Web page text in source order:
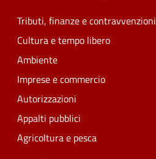
Tributi, finanze e contravvenzioni
Cultura e tempo libero
Ambiente
Imprese e commercio
Autorizzazioni
Appalti pubblici
Agricoltura e pesca